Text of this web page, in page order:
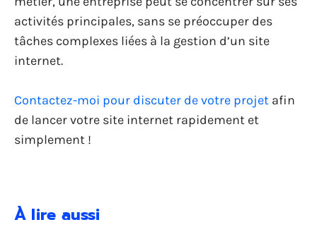
activités principales, sans se préoccuper des
tâches complexes liées à la gestion d’un site
internet.
Contactez-moi pour discuter de votre projet afin
de lancer votre site internet rapidement et
simplement !
À lire aussi